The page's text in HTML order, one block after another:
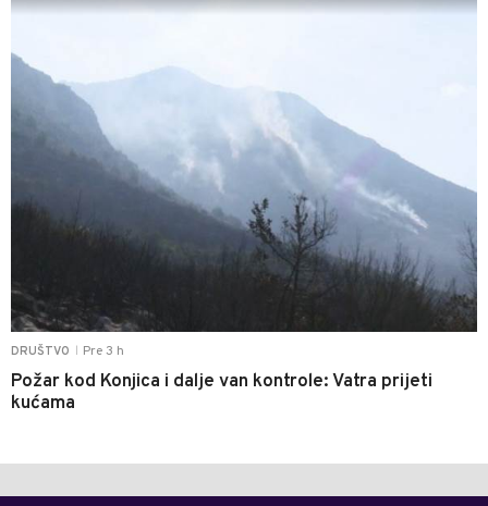
DRUŠTVO Pre 3 h
Požar kod Konjica i dalje van kontrole: Vatra prijeti
kućama